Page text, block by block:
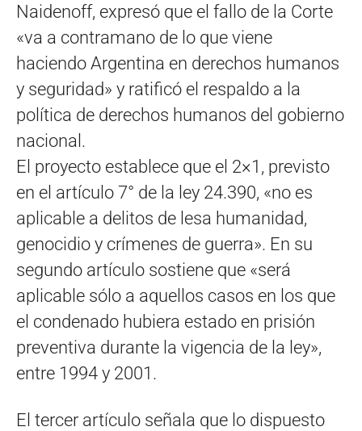
Naidenoff, expresó que el fallo de la Corte
«va a contramano de lo que viene
haciendo Argentina en derechos humanos
y seguridad» y ratificó el respaldo a la
política de derechos humanos del gobierno
nacional.
El proyecto establece que el 2×1, previsto
en el artículo 7° de la ley 24.390, «no es
aplicable a delitos de lesa humanidad,
genocidio y crímenes de guerra». En su
segundo artículo sostiene que «será
aplicable sólo a aquellos casos en los que
el condenado hubiera estado en prisión
preventiva durante la vigencia de la ley»,
entre 1994 y 2001.
El tercer artículo señala que lo dispuesto